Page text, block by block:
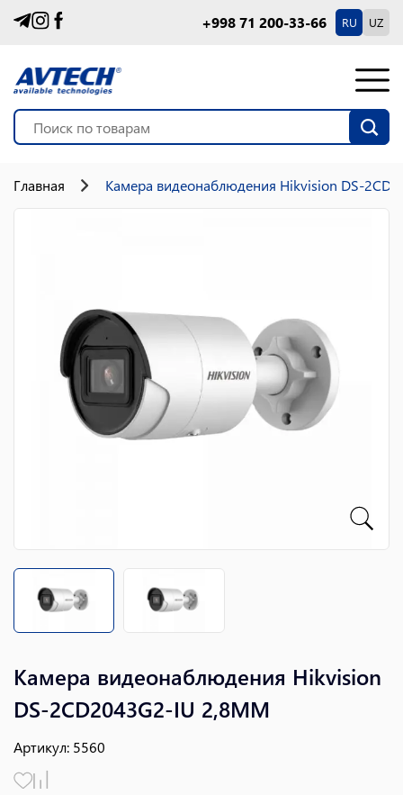
+998 71 200-33-66 RU UZ
Главная Камера видеонаблюдения Hikvision DS-
Камера видеонаблюдения Hikvision
DS-2CD2043G2-IU 2,8MM
Артикул: 5560